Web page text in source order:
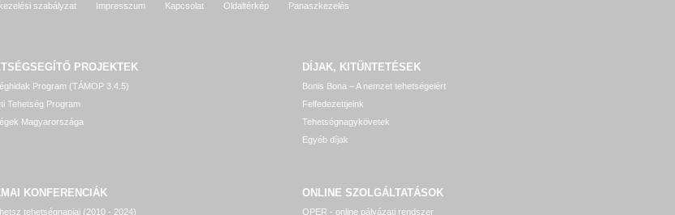
szabályzat Impresszum Kapcsolat Oldaltérkép Panaszkezelés
PROJEKTEK
Program (TÁMOP 3.4.5)
Tehetség Program
Magyarországa
DÍJAK, KITÜNTETÉSEK
Bonis Bona – A nemzet tehetségeiért
Felfedezettjeink
Tehetségnagykövetek
Egyéb díjak
KONFERENCIÁK
tehetségnapjai (2010 - 2024)
ONLINE SZOLGÁLTATÁSOK
OPER - online pályázati rendszer